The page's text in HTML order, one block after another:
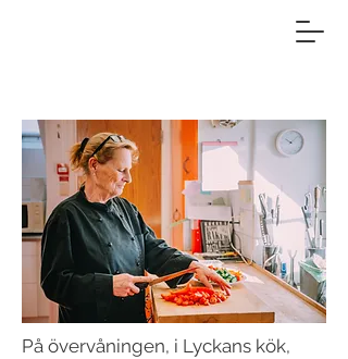
På övervåningen, i Lyckans kök,